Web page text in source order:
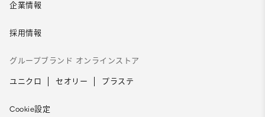
企業情報
採用情報
グループブランド オンラインストア
ユニクロ セオリー プラステ
Cookie設定